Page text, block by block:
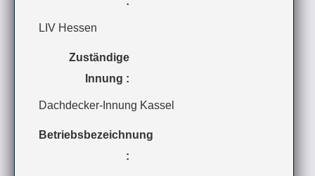
LIV Hessen
Zuständige
Innung :
Dachdecker-Innung Kassel
Betriebsbezeichnung
: